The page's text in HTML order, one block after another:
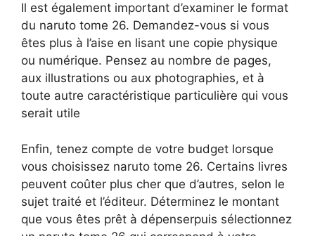
Il est également important d’examiner le format
du naruto tome 26. Demandez-vous si vous
êtes plus à l’aise en lisant une copie physique
ou numérique. Pensez au nombre de pages,
aux illustrations ou aux photographies, et à
toute autre caractéristique particulière qui vous
serait utile
Enfin, tenez compte de votre budget lorsque
vous choisissez naruto tome 26. Certains livres
peuvent coûter plus cher que d’autres, selon le
sujet traité et l’éditeur. Déterminez le montant
que vous êtes prêt à dépenserpuis sélectionnez